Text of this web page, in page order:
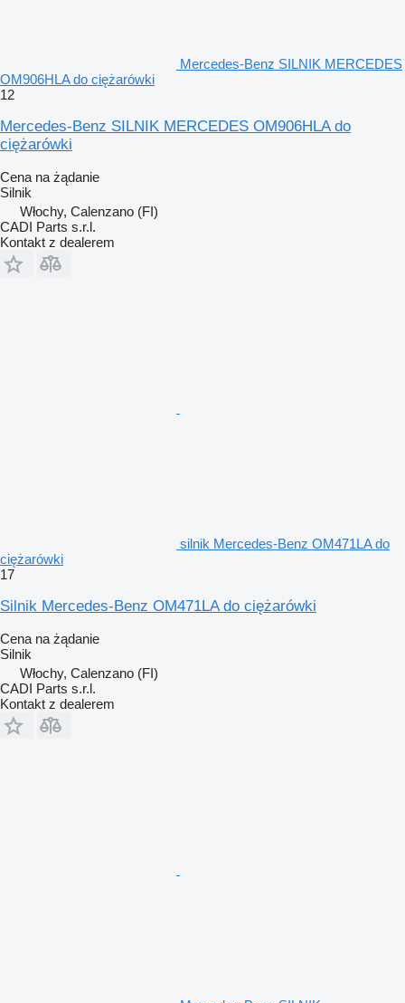
Mercedes-Benz SILNIK MERCEDES
OM906HLA do ciężarówki
12
Mercedes-Benz SILNIK MERCEDES OM906HLA do
ciężarówki
Cena na żądanie
Silnik
Włochy, Calenzano (FI)
CADI Parts s.r.l.
Kontakt z dealerem
silnik Mercedes-Benz OM471LA do
ciężarówki
17
Silnik Mercedes-Benz OM471LA do ciężarówki
Cena na żądanie
Silnik
Włochy, Calenzano (FI)
CADI Parts s.r.l.
Kontakt z dealerem